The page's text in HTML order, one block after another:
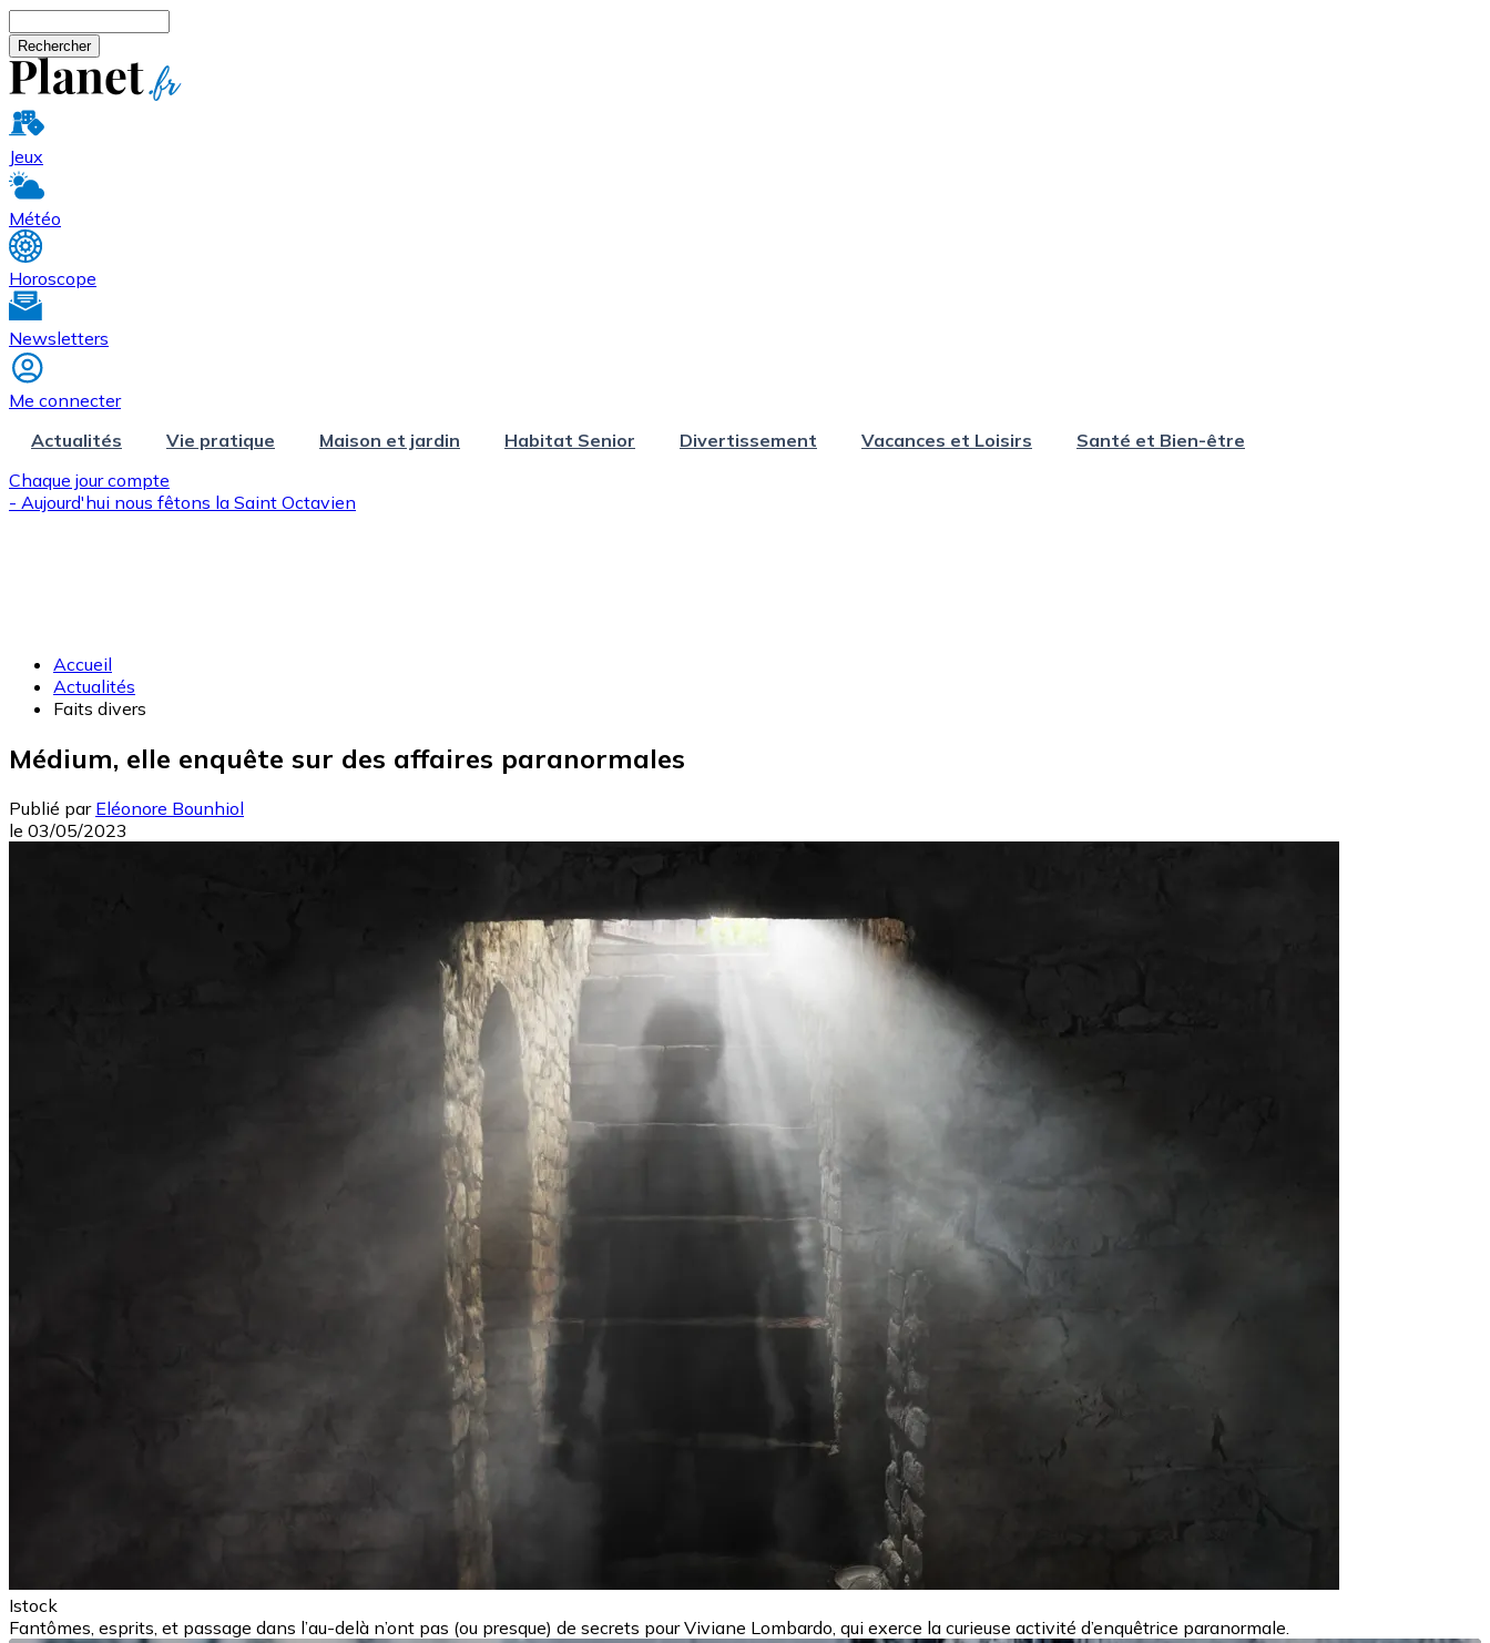
Jeux
Météo
Horoscope
Newsletters
Me connecter
Actualités
Vie pratique Maison et jardin Habitat Senior Divertissement Vacances et Loisirs
Santé et Bien-être
Chaque jour compte
- Aujourd'hui nous fêtons la Saint Octavien
Accueil
Actualités
Faits divers
Médium, elle enquête sur des affaires paranormales
Publié par Eléonore Bounhiol
le 03/05/2023
Istock
Fantômes, esprits, et passage dans l’au-delà n’ont pas (ou presque) de secrets pour Viviane Lombardo, qui exerce la curieuse activité d’enquêtrice paranormale.